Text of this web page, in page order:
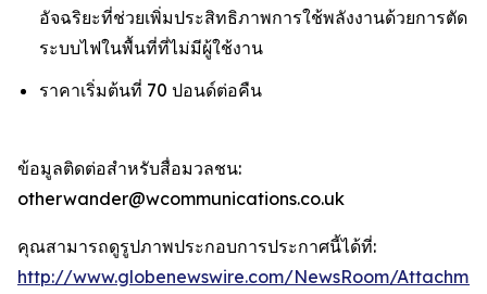
อัจฉริยะที่ช่วยเพิ่มประสิทธิภาพการใช้พลังงานด้วยการตัด
ระบบไฟในพื้นที่ที่ไม่มีผู้ใช้งาน
ราคาเริ่มต้นที่ 70 ปอนด์ต่อคืน
ข้อมูลติดต่อสำหรับสื่อมวลชน:
otherwander@wcommunications.co.uk
คุณสามารถดูรูปภาพประกอบการประกาศนี้ได้ที่:
http://www.globenewswire.com/NewsRoom/